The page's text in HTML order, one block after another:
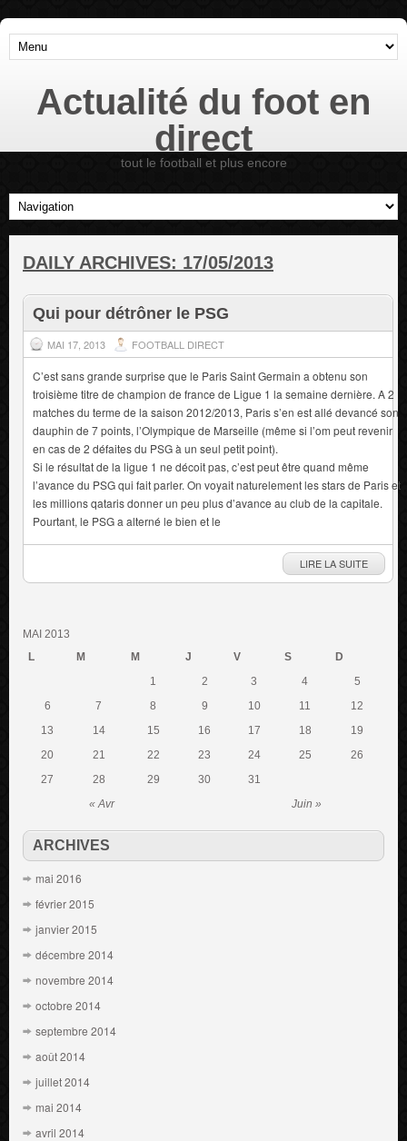
Actualité du foot en
direct
tout le football et plus encore
DAILY ARCHIVES: 17/05/2013
Qui pour détrôner le PSG
MAI 17, 2013 FOOTBALL DIRECT
C’est sans grande surprise que le Paris Saint Germain a obtenu son
troisième titre de champion de france de Ligue 1 la semaine dernière. A 2
matches du terme de la saison 2012/2013, Paris s’en est allé devancé son
dauphin de 7 points, l’Olympique de Marseille (même si l’om peut revenir
en cas de 2 défaites du PSG à un seul petit point).
Si le résultat de la ligue 1 ne décoit pas, c’est peut être quand même
l’avance du PSG qui fait parler. On voyait naturelement les stars de Paris et
les millions qataris donner un peu plus d’avance au club de la capitale.
Pourtant, le PSG a alterné le bien et le
LIRE LA SUITE
MAI 2013
L
M M J V S D
« Avr Juin »
1 2 3 4
5
6
7 8 9 10 11
12
13
14 15 16 17 18
19
20
21 22 23 24 25
26
27
28 29 30 31
ARCHIVES
mai 2016
février 2015
janvier 2015
décembre 2014
novembre 2014
octobre 2014
septembre 2014
août 2014
juillet 2014
mai 2014
avril 2014